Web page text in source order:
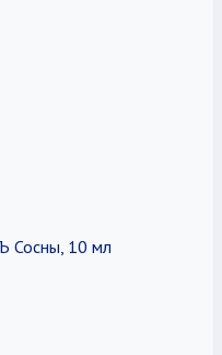
Сосны, 10 мл